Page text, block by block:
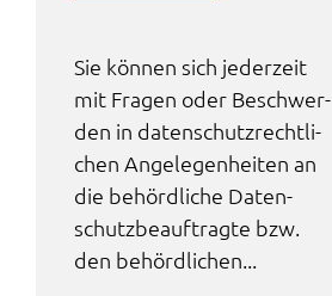
Sie können sich jeder­zeit
mit Fragen oder Beschwer­
den in daten­schutz­recht­li­
chen Ange­le­gen­hei­ten an
die behörd­li­che Daten­
schutz­be­auf­trag­te bzw.
den behörd­li­chen...